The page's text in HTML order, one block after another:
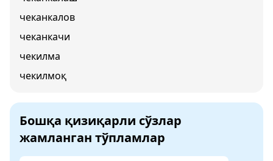
чеканкалов
чеканкачи
чекилма
чекилмоқ
Бошқа қизиқарли сўзлар
жамланган тўпламлар